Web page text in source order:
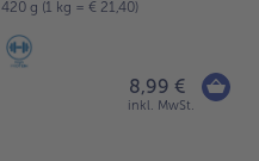
420 g (1 kg = € 21,40)
8,99 €
inkl. MwSt.